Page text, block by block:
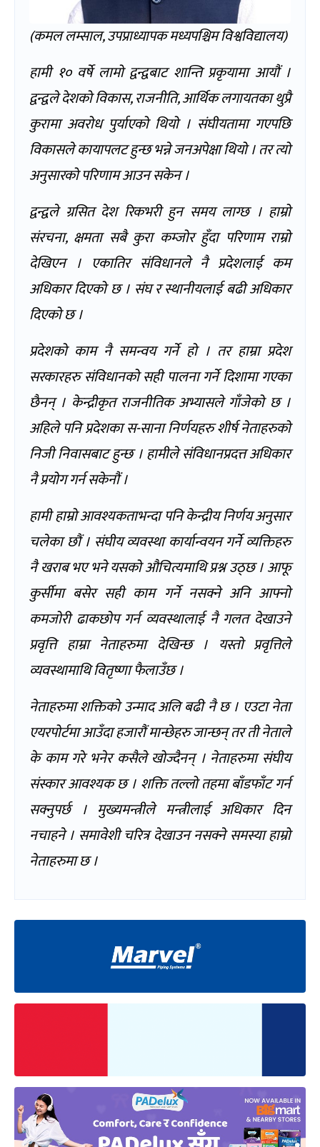
(कमल लम्साल, उपप्राध्यापक मध्यपश्चिम विश्वविद्यालय)
हामी १० वर्षे लामो द्वन्द्वबाट शान्ति प्रकृयामा आयौं ।
द्वन्द्वले देशको विकास, राजनीति, आर्थिक लगायतका थुप्रै
कुरामा अवरोध पुर्याएको थियो । संघीयतामा गएपछि
विकासले कायापलट हुन्छ भन्ने जनअपेक्षा थियो । तर त्यो
अनुसारको परिणाम आउन सकेन ।
द्वन्द्वले ग्रसित देश रिकभरी हुन समय लाग्छ । हाम्रो
संरचना, क्षमता सबै कुरा कम्जोर हुँदा परिणाम राम्रो
देखिएन । एकातिर संविधानले नै प्रदेशलाई कम
अधिकार दिएको छ । संघ र स्थानीयलाई बढी अधिकार
दिएको छ ।
प्रदेशको काम नै समन्वय गर्ने हो । तर हाम्रा प्रदेश
सरकारहरु संविधानको सही पालना गर्ने दिशामा गएका
छैनन् । केन्द्रीकृत राजनीतिक अभ्यासले गाँजेको छ ।
अहिले पनि प्रदेशका स-साना निर्णयहरु शीर्ष नेताहरुको
निजी निवासबाट हुन्छ । हामीले संविधानप्रदत्त अधिकार
नै प्रयोग गर्न सकेनौं ।
हामी हाम्रो आवश्यकताभन्दा पनि केन्द्रीय निर्णय अनुसार
चलेका छौं । संघीय व्यवस्था कार्यान्वयन गर्ने व्यक्तिहरु
नै खराब भए भने यसको औचित्यमाथि प्रश्न उठ्छ । आफू
कुर्सीमा बसेर सही काम गर्ने नसक्ने अनि आफ्नो
कमजोरी ढाकछोप गर्न व्यवस्थालाई नै गलत देखाउने
प्रवृत्ति हाम्रा नेताहरुमा देखिन्छ । यस्तो प्रवृत्तिले
व्यवस्थामाथि वितृष्णा फैलाउँछ ।
नेताहरुमा शक्तिको उन्माद अलि बढी नै छ । एउटा नेता
एयरपोर्टमा आउँदा हजारौं मान्छेहरु जान्छन् तर ती नेताले
के काम गरे भनेर कसैले खोज्दैनन् । नेताहरुमा संघीय
संस्कार आवश्यक छ । शक्ति तल्लो तहमा बाँडफाँट गर्न
सक्नुपर्छ । मुख्यमन्त्रीले मन्त्रीलाई अधिकार दिन
नचाहने । समावेशी चरित्र देखाउन नसक्ने समस्या हाम्रो
नेताहरुमा छ ।